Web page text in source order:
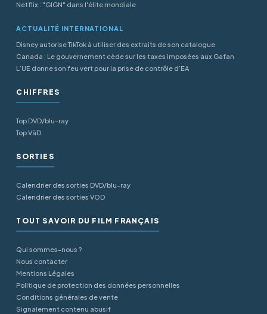
Netflix : "GIGN" dans l'élite mondiale
ACTUALITÉ INTERNATIONAL
Disney autorise TikTok à utiliser des extraits de son catalogue
Canada : Le gouvernement cède sur les taxes imposées aux Gafan
L’UE donne son feu vert pour la prise de contrôle d’EA
CHIFFRES
Top DVD/blu-ray
Top VàD
SORTIES
Calendrier des sorties DVD/blu-ray
Calendrier des sorties VOD
TOUT SAVOIR DU FILM FRANÇAIS
Qui sommes-nous ?
Nous contacter
Mentions Légales
Politique de protection des données personnelles
Conditions générales de vente
Signalement contenu abusif